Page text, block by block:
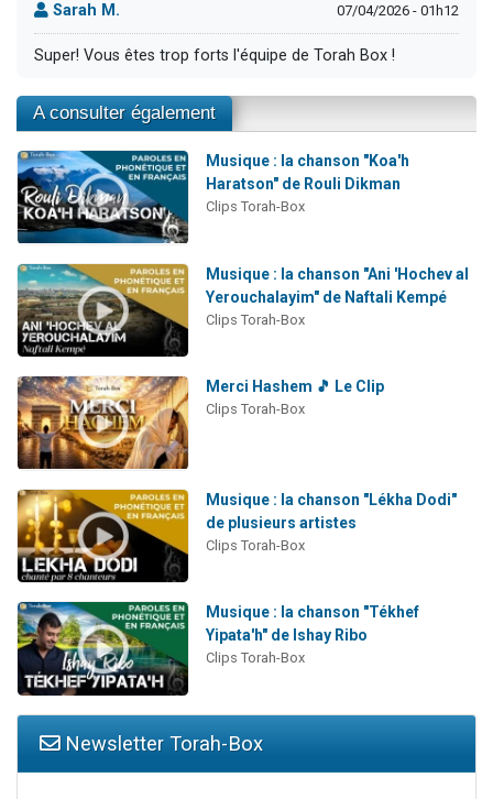
Sarah M. 07/04/2026 - 01h12
Super! Vous êtes trop forts l'équipe de Torah Box !
A consulter également
Musique : la chanson "Koa'h
Haratson" de Rouli Dikman
Clips Torah-Box
Musique : la chanson "Ani 'Hochev al
Yerouchalayim" de Naftali Kempé
Clips Torah-Box
Merci Hashem 🎵 Le Clip
Clips Torah-Box
Musique : la chanson "Lékha Dodi"
de plusieurs artistes
Clips Torah-Box
Musique : la chanson "Tékhef
Yipata'h" de Ishay Ribo
Clips Torah-Box
Newsletter Torah-Box